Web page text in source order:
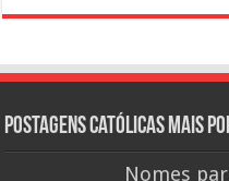
Postagens católicas mais
Nomes